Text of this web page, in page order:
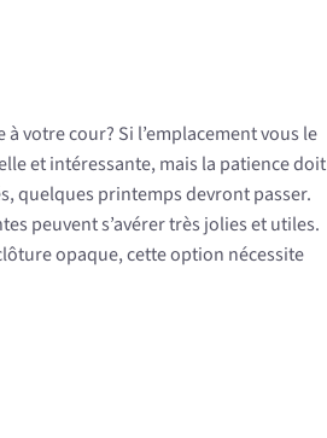
votre cour? Si l’emplacement vous le
et intéressante, mais la patience doit
quelques printemps devront passer.
peuvent s’avérer très jolies et utiles.
opaque, cette option nécessite